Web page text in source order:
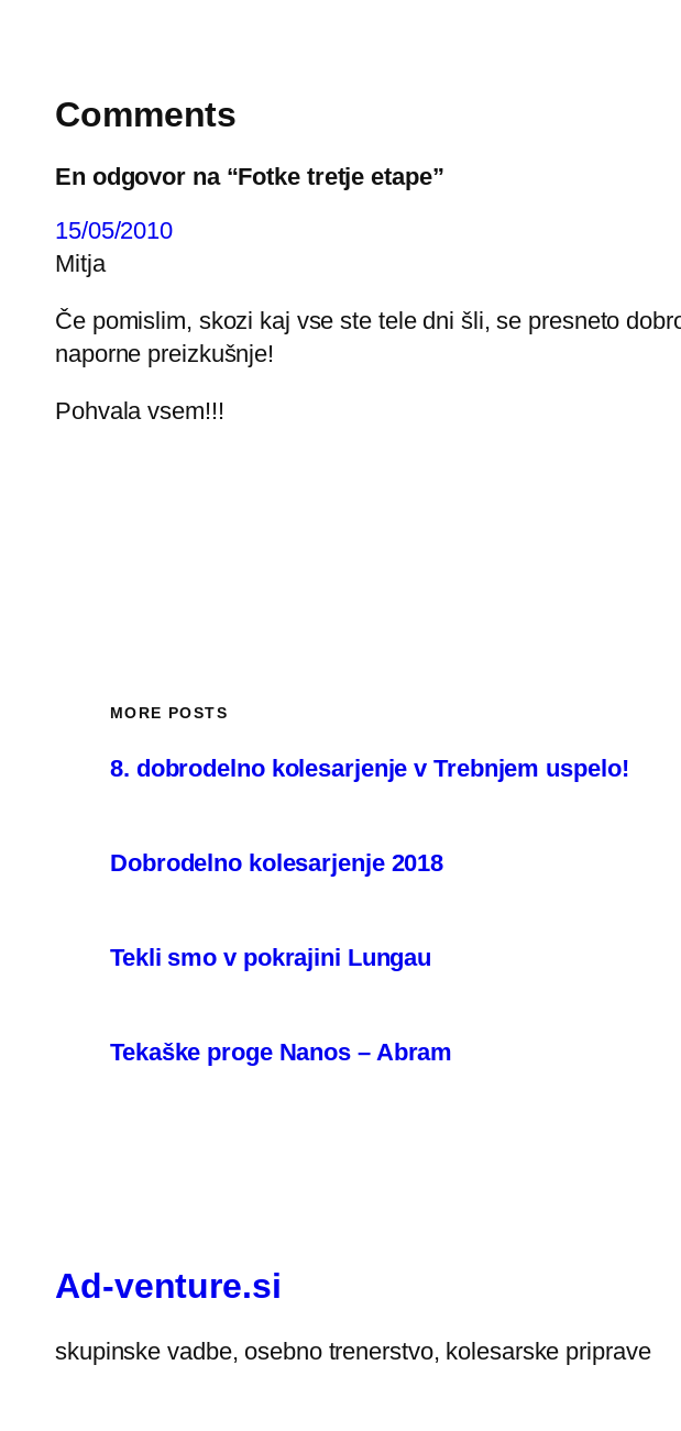
Comments
En odgovor na “Fotke tretje etape”
15/05/2010
Mitja
Če pomislim, skozi kaj vse ste tele dni šli, se presneto
naporne preizkušnje!
Pohvala vsem!!!
MORE POSTS
8. dobrodelno kolesarjenje v Trebnjem uspelo!
Dobrodelno kolesarjenje 2018
Tekli smo v pokrajini Lungau
Tekaške proge Nanos – Abram
Ad-venture.si
skupinske vadbe, osebno trenerstvo, kolesarske priprave